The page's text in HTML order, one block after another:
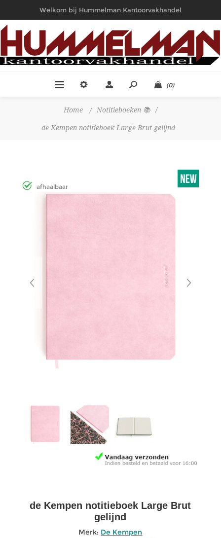
Welkom bij Hummelman Kantoorvakhandel
(0)
Home / Notitieboeken 📚 /
de Kempen notitieboek Large Brut gelijnd
afhaalbaar
de Kempen notitieboek Large Brut
gelijnd
Merk: De Kempen